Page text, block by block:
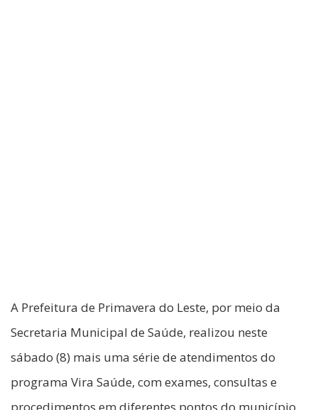
A Prefeitura de Primavera do Leste, por meio da
Secretaria Municipal de Saúde, realizou neste
sábado (8) mais uma série de atendimentos do
programa Vira Saúde, com exames, consultas e